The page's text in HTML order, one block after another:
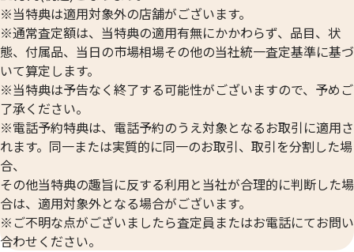
※当特典は適用対象外の店舗がございます。
※通常査定額は、当特典の適用有無にかかわらず、品目、状
態、付属品、当日の市場相場その他の当社統一査定基準に基づ
いて算定します。
※当特典は予告なく終了する可能性がございますので、予めご
了承ください。
※電話予約特典は、電話予約のうえ対象となるお取引に適用さ
れます。同一または実質的に同一のお取引、取引を分割した場
合、
その他当特典の趣旨に反する利用と当社が合理的に判断した場
合は、適用対象外となる場合がございます。
※ご不明な点がございましたら査定員またはお電話にてお問い
合わせください。